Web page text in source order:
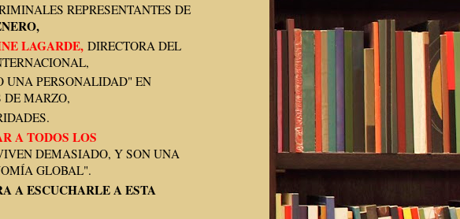
REPRESENTANTES DE
LAGARDE,DIRECTORA DEL
UNA PERSONALIDAD" EN
DE MARZO,
A TODOS LOS
DEMASIADO, Y SON UNA
GLOBAL".
A ESCUCHARLE A ESTA